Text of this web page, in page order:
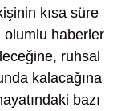
kısa süre
olumlu haberler
ruhsal
kalacağına
bazı